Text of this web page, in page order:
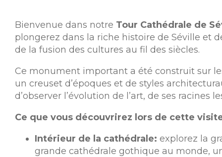
Bienvenue dans notre Tour Cathédrale de
plongerez dans la riche histoire de Séville et
de la fusion des cultures au fil des siècles.
Ce monument important a été construit sur
un creuset d’époques et de styles
d’observer l’évolution de l’art, de ses racines
Ce que vous découvrirez lors de cette
Intérieur de la cathédrale: explorez la
grande cathédrale gothique au monde,